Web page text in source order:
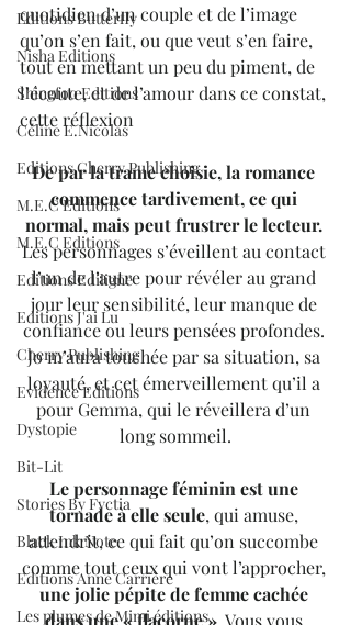
Editions Butterfly
Nisha Editions
Shingfoo Editions
Céline E.Nicolas
Editions Cherry Publishing
M.E.C Editions
M.E.C Editions
Editions Ediligne
Editions J'ai Lu
Cherry Publishing
Evidence Editions
Dystopie
Bit-Lit
Stories By Fyctia
Black Ink Note
Editions Anne Carrière
Les plumes de Mimi éditions
quotidien d’un couple et de l’image
qu’on s’en fait, ou que veut s’en faire,
tout en mettant un peu du piment, de
l’écoute, et de l’amour dans ce constat,
cette réflexion
De par la trame choisie, la romance
commence tardivement, ce qui
normal, mais peut frustrer le lecteur.
Les personnages s’éveillent au contact
l’un de l’autre pour révéler au grand
jour leur sensibilité, leur manque de
confiance ou leurs pensées profondes.
Jo m’aura touchée par sa situation, sa
loyauté, et cet émerveillement qu’il a
pour Gemma, qui le réveillera d’un
long sommeil.
Le personnage féminin est une
tornade à elle seule, qui amuse,
attendrit, ce qui fait qu’on succombe
comme tout ceux qui vont l’approcher,
une jolie pépite de femme cachée
dans une « flacorne ». Vous vous